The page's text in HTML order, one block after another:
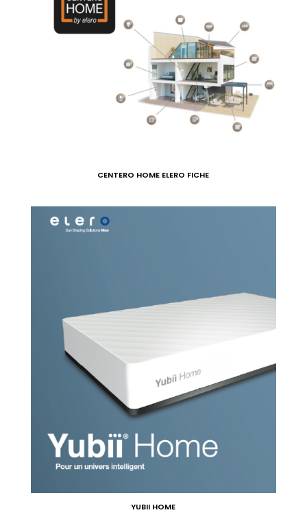
Commande
s et
contrôles
Somfy
CENTERO HOME ELERO FICHE
YUBII HOME